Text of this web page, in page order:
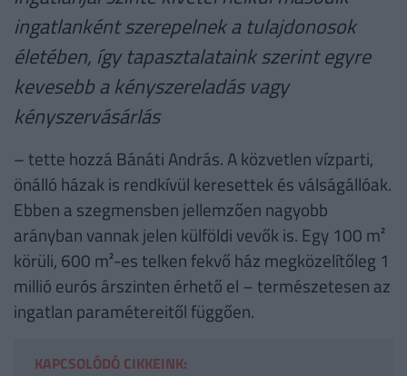
ingatlanként szerepelnek a tulajdonosok
életében, így tapasztalataink szerint egyre
kevesebb a kényszereladás vagy
kényszervásárlás
– tette hozzá Bánáti András. A közvetlen vízparti,
önálló házak is rendkívül keresettek és válságállóak.
Ebben a szegmensben jellemzően nagyobb
arányban vannak jelen külföldi vevők is. Egy 100 m²
körüli, 600 m²-es telken fekvő ház megközelítőleg 1
millió eurós árszinten érhető el – természetesen az
ingatlan paramétereitől függően.
KAPCSOLÓDÓ CIKKEINK: